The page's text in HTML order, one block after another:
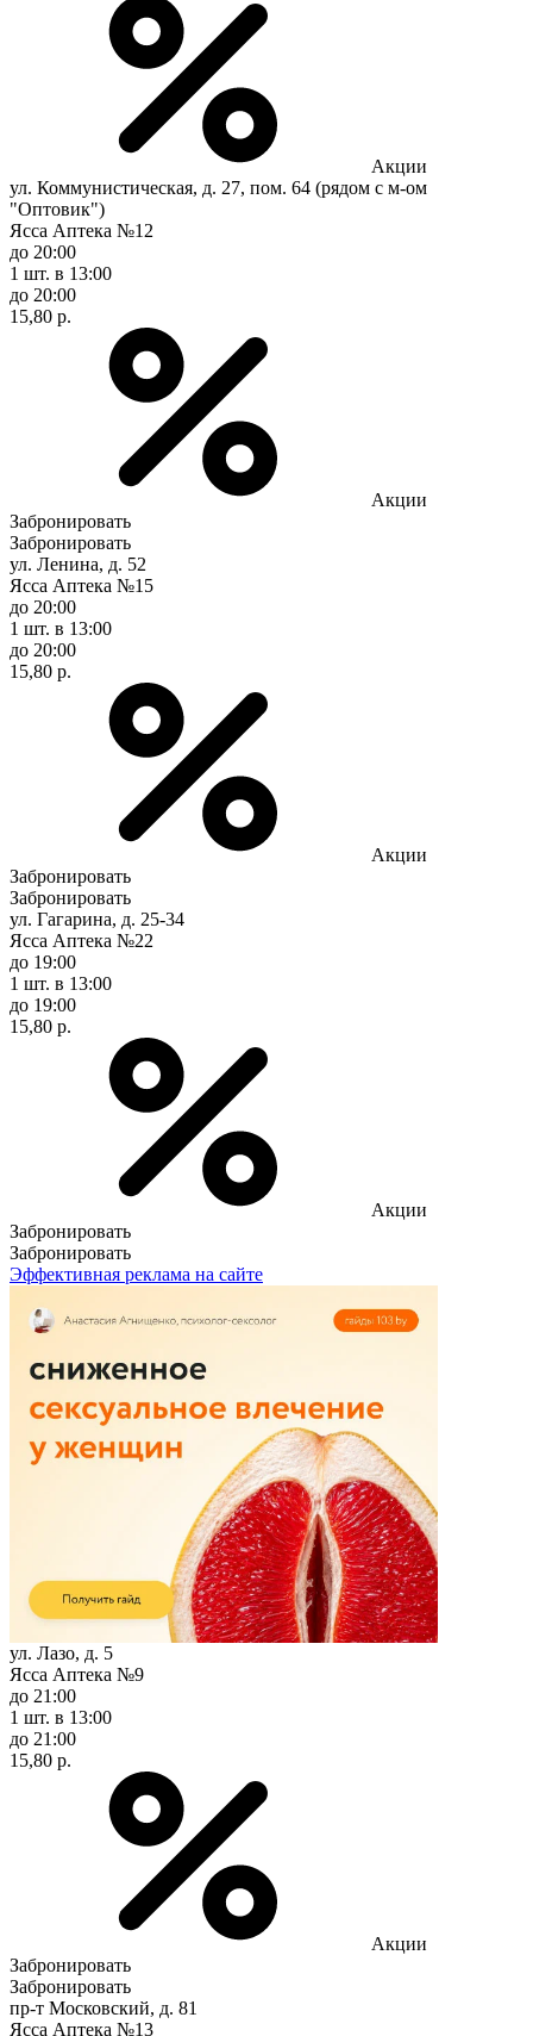
Акции
ул. Коммунистическая, д. 27, пом. 64 (рядом с м-ом
"Оптовик")
Ясса Аптека №12
до 20:00
1 шт. в 13:00
до 20:00
15,80 р.
Акции
Забронировать
Забронировать
ул. Ленина, д. 52
Ясса Аптека №15
до 20:00
1 шт. в 13:00
до 20:00
15,80 р.
Акции
Забронировать
Забронировать
ул. Гагарина, д. 25-34
Ясса Аптека №22
до 19:00
1 шт. в 13:00
до 19:00
15,80 р.
Акции
Забронировать
Забронировать
Эффективная реклама на сайте
ул. Лазо, д. 5
Ясса Аптека №9
до 21:00
1 шт. в 13:00
до 21:00
15,80 р.
Акции
Забронировать
Забронировать
пр-т Московский, д. 81
Ясса Аптека №13